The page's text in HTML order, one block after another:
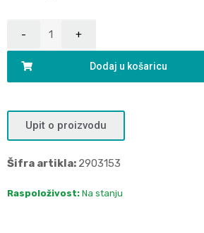
Dodaj u košaricu
Upit o proizvodu
Šifra artikla: 2903153
Raspoloživost: Na stanju